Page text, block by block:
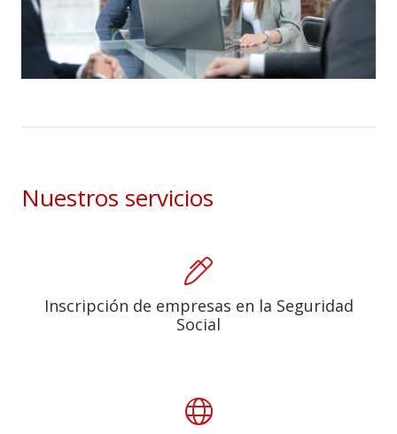
Nuestros servicios
Inscripción de empresas en la Seguridad
Social